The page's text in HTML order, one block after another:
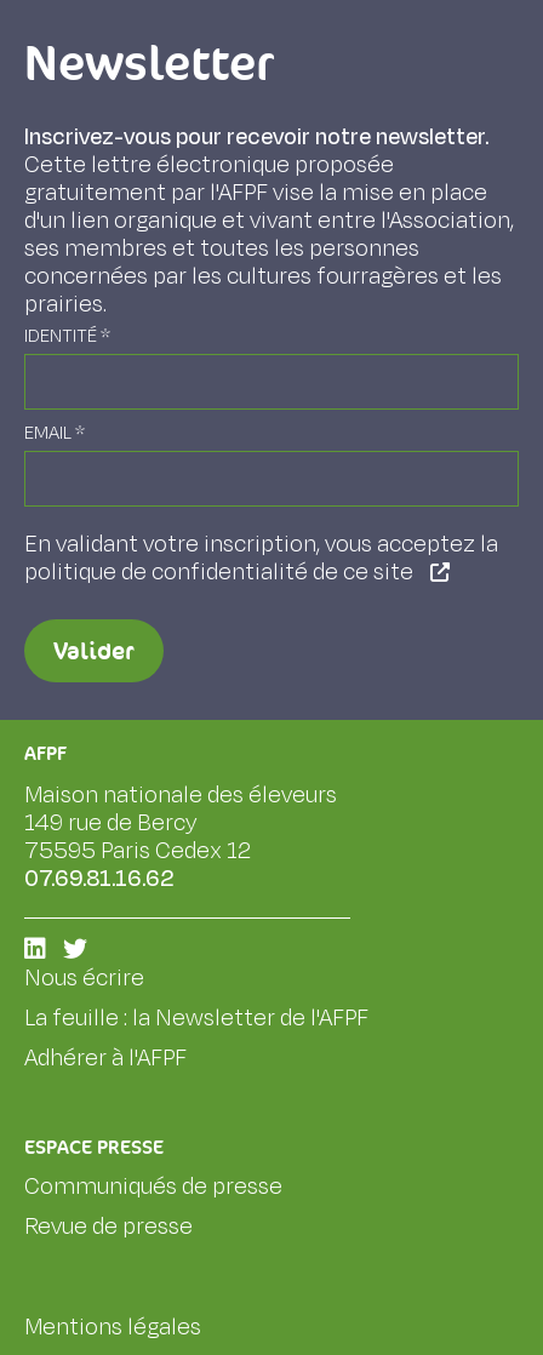
Newsletter
Inscrivez-vous pour recevoir notre newsletter.
Cette lettre électronique proposée
gratuitement par l'AFPF vise la mise en place
d'un lien organique et vivant entre l'Association,
ses membres et toutes les personnes
concernées par les cultures fourragères et les
prairies.
IDENTITÉ*
EMAIL*
En validant votre inscription, vous acceptez la
politique de confidentialité de ce site
Valider
AFPF
Maison nationale des éleveurs
149 rue de Bercy
75595 Paris Cedex 12
07.69.81.16.62
Nous écrire
La feuille : la Newsletter de l'AFPF
Adhérer à l'AFPF
ESPACE PRESSE
Communiqués de presse
Revue de presse
Mentions légales